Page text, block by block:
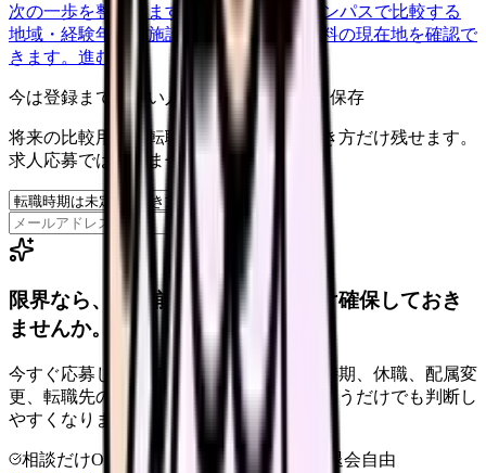
次の一歩を整理します。
進む
給料コンパスで比較する
地域・経験年数・施設形態から、今の給料の現在地を確認で
きます。 進む
今は登録までしない人向け: 希望条件だけ保存
将来の比較用に、転職時期と気になる働き方だけ残せます。
求人応募ではありません。
限界なら、退職前に次の逃げ道だけ確保しておき
ませんか。
今すぐ応募しなくても大丈夫です。退職時期、休職、配属変
更、転職先の条件を第三者に整理してもらうだけでも判断し
やすくなります。
相談だけOK LINE相談OK 完全無料
退会自由